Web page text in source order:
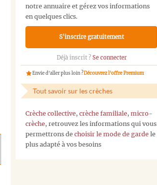
notre annuaire et gérez vos informations
en quelques clics.
S'inscrire gratuitement
Déjà inscrit ? Se connecter
Envie d'aller plus loin ?Découvrez l'offre Premium
Tout savoir sur les crèches
Crèche collective, crèche familiale, micro-
crèche, retrouvez les informations qui vous
permettrons de choisir le mode de garde le
plus adapté à vos besoins